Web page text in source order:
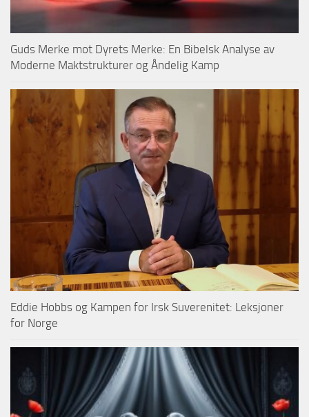
Guds Merke mot Dyrets Merke: En Bibelsk Analyse av
Moderne Maktstrukturer og Åndelig Kamp
Eddie Hobbs og Kampen for Irsk Suverenitet: Leksjoner
for Norge